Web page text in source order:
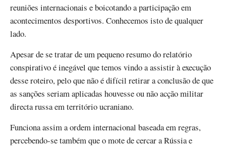
reuniões internacionais e boicotando a participação em
acontecimentos desportivos. Conhecemos isto de qualquer
lado.
Apesar de se tratar de um pequeno resumo do relatório
conspirativo é inegável que temos vindo a assistir à execução
desse roteiro, pelo que não é difícil retirar a conclusão de que
as sanções seriam aplicadas houvesse ou não acção militar
directa russa em território ucraniano.
Funciona assim a ordem internacional baseada em regras,
percebendo-se também que o mote de cercar a Rússia e